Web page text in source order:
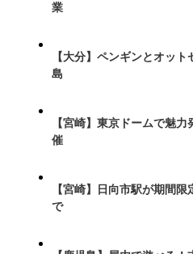
業
【大分】ペンギンとオッ
島
【宮崎】東京ドームで魅
催
【宮崎】日向市駅が期間限
で